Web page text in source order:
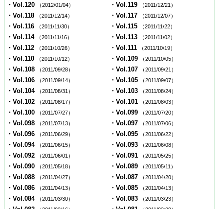
・Vol.120 （2012/01/04） ・Vol.119 （2011/12/21）
・Vol.118 （2011/12/14） ・Vol.117 （2011/12/07）
・Vol.116 （2011/11/30） ・Vol.115 （2011/11/22）
・Vol.114 （2011/11/16） ・Vol.113 （2011/11/02）
・Vol.112 （2011/10/26） ・Vol.111 （2011/10/19）
・Vol.110 （2011/10/12） ・Vol.109 （2011/10/05）
・Vol.108 （2011/09/28） ・Vol.107 （2011/09/21）
・Vol.106 （2011/09/14） ・Vol.105 （2011/09/07）
・Vol.104 （2011/08/31） ・Vol.103 （2011/08/24）
・Vol.102 （2011/08/17） ・Vol.101 （2011/08/03）
・Vol.100 （2011/07/27） ・Vol.099 （2011/07/20）
・Vol.098 （2011/07/13） ・Vol.097 （2011/07/06）
・Vol.096 （2011/06/29） ・Vol.095 （2011/06/22）
・Vol.094 （2011/06/15） ・Vol.093 （2011/06/08）
・Vol.092 （2011/06/01） ・Vol.091 （2011/05/25）
・Vol.090 （2011/05/18） ・Vol.089 （2011/05/11）
・Vol.088 （2011/04/27） ・Vol.087 （2011/04/20）
・Vol.086 （2011/04/13） ・Vol.085 （2011/04/13）
・Vol.084 （2011/03/30） ・Vol.083 （2011/03/23）